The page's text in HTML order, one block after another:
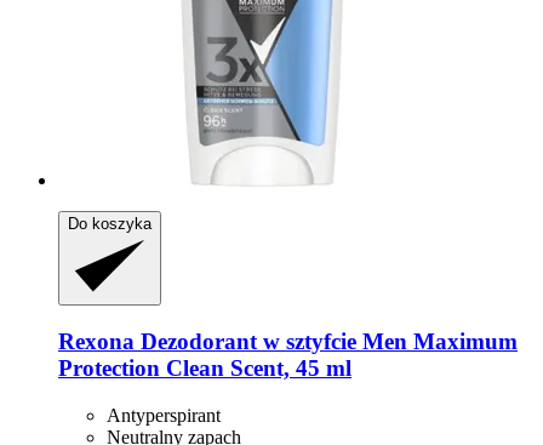
Do koszyka
Rexona Dezodorant w sztyfcie Men Maximum
Protection Clean Scent, 45 ml
Antyperspirant
Neutralny zapach